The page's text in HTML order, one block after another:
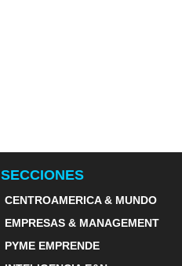
SECCIONES
CENTROAMERICA & MUNDO
EMPRESAS & MANAGEMENT
PYME EMPRENDE